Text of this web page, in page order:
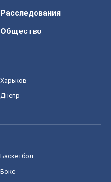
Расследования
Общество
Харьков
Днепр
Баскетбол
Бокс